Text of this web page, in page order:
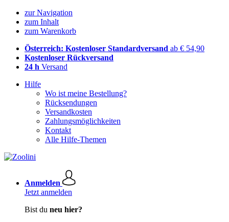
zur Navigation
zum Inhalt
zum Warenkorb
Österreich: Kostenloser Standardversand ab € 54,90
Kostenloser Rückversand
24 h Versand
Hilfe
Wo ist meine Bestellung?
Rücksendungen
Versandkosten
Zahlungsmöglichkeiten
Kontakt
Alle Hilfe-Themen
Anmelden
Jetzt anmelden
Bist du neu hier?